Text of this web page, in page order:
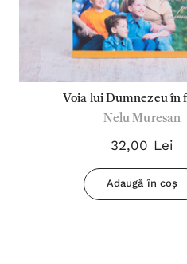
Voia lui Dumnezeu în
Nelu Muresan
32,00 Lei
Adaugă în coș